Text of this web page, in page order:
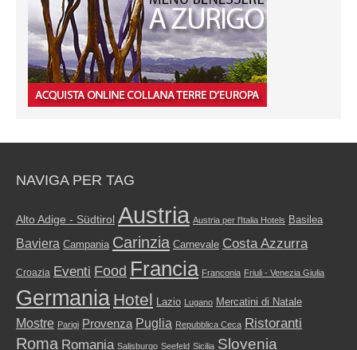
NAVIGA PER TAG
Alto Adige - Südtirol Austria Austria per l'Italia Hotels Basilea
Baviera Campania Carinzia Carnevale Costa Azzurra
Croazia Eventi Food Francia Franconia Friuli - Venezia Giulia
Germania Hotel Lazio Lugano Mercatini di Natale
Mostre Parigi Provenza Puglia Repubblica Ceca Ristoranti
Roma Romania Salisburgo Seefeld Sicilia Slovenia